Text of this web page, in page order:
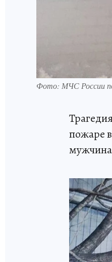
Фото: МЧС России
пожаре